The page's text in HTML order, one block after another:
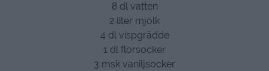
8 dl vatten
2 liter mjölk
4 dl vispgrädde
1 dl florsocker
3 msk vaniljsocker